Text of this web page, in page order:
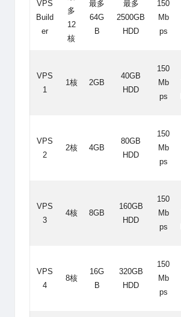
VPS
Build
er
多
12
核
最多
64G
B
最多
2500GB
HDD
150
Mb
ps
VPS
1
1核 2GB
40GB
HDD
150
Mb
ps
VPS
2
2核 4GB
80GB
HDD
150
Mb
ps
VPS
3
4核 8GB
160GB
HDD
150
Mb
ps
VPS
4
8核
16G
B
320GB
HDD
150
Mb
ps